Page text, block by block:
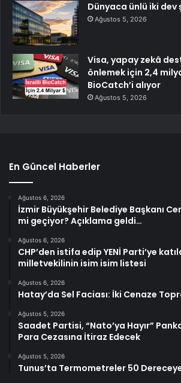
Dünyaca ünlü iki
Ağustos 5, 2026
Visa, yapay zekâ
önlemek için 2,4
BioCatch’i alıyor
Ağustos 5, 2026
En Güncel Haberler
Ağustos 6, 2026
İzmir Büyükşehir Belediye Başkanı
mi geçiyor? Açıklama geldi…
Ağustos 6, 2026
CHP’den istifa edip YENİ Parti’ye
milletvekilinin isim isim listesi
Ağustos 6, 2026
Hatay’da Sel Faciası: İki Cenaze
Ağustos 5, 2026
Saadet Partisi, “Nato’ya Hayır”
Para Cezasına İtiraz Edecek
Ağustos 5, 2026
Tunus’ta Termometreler 50